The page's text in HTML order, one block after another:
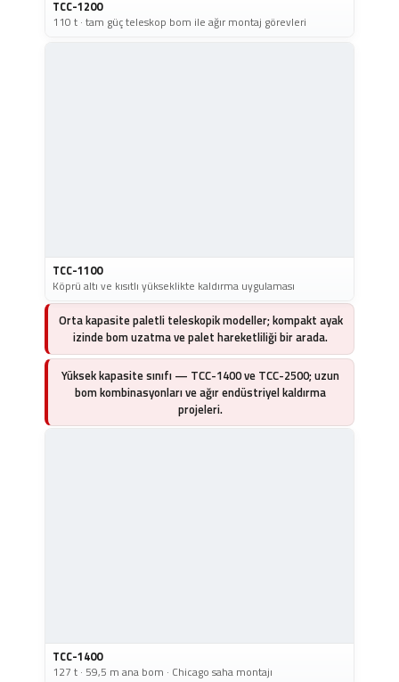
TCC-1200
110 t · tam güç teleskop bom ile ağır montaj görevleri
TCC-1100
Köprü altı ve kısıtlı yükseklikte kaldırma uygulaması
Orta kapasite paletli teleskopik modeller; kompakt ayak
izinde bom uzatma ve palet hareketliliği bir arada.
Yüksek kapasite sınıfı — TCC-1400 ve TCC-2500; uzun
bom kombinasyonları ve ağır endüstriyel kaldırma
projeleri.
TCC-1400
127 t · 59,5 m ana bom · Chicago saha montajı